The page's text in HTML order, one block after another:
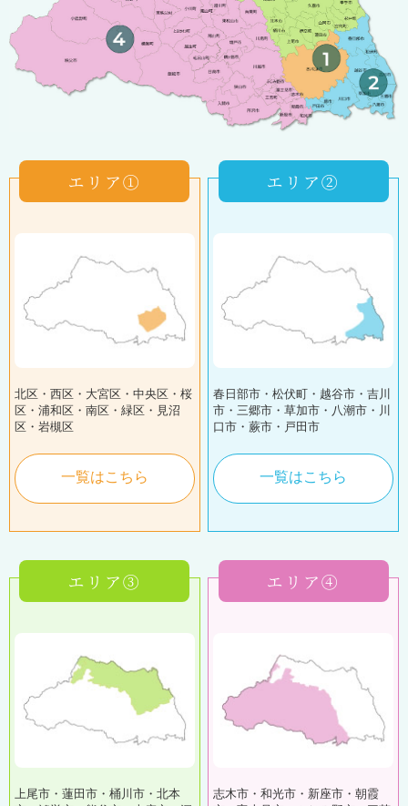
エリア①
北区・西区・大宮区・中央区・桜
区・浦和区・南区・緑区・見沼
区・岩槻区
一覧はこちら
エリア②
春日部市・松伏町・越谷市・吉川
市・三郷市・草加市・八潮市・川
口市・蕨市・戸田市
一覧はこちら
エリア③
上尾市・蓮田市・桶川市・北本
エリア④
志木市・和光市・新座市・朝霞